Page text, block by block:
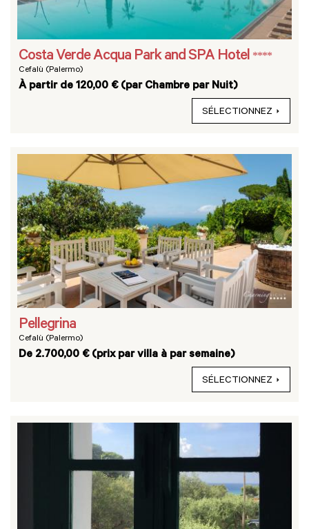
Costa Verde Acqua Park and SPA Hotel ****
Cefalù (Palermo)
À partir de 120,00 € (par Chambre par Nuit)
SÉLECTIONNEZ
Pellegrina
Cefalù (Palermo)
De 2.700,00 € (prix par villa à par semaine)
SÉLECTIONNEZ